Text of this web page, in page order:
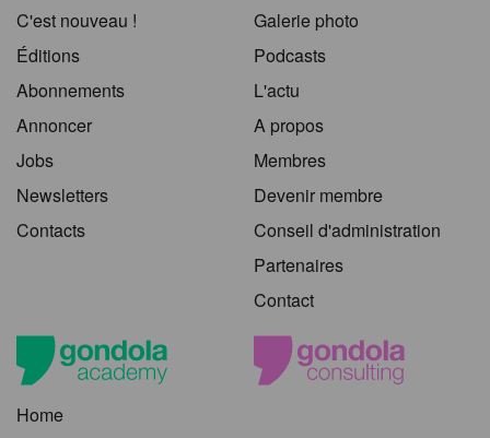
C'est nouveau !
Éditions
Abonnements
Annoncer
Jobs
Newsletters
Contacts
Galerie photo
Podcasts
L'actu
A propos
Membres
Devenir membre
Conseil d'administration
Partenaires
Contact
Home